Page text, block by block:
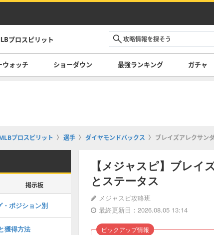
プロスピリット
ウォッチ ショーダウン 最強ランキング ガチャ
プロスピリット 選手 ダイヤモンドバックス ブレイズアレクサン
【メジャスピ】ブレイ
とステータス
メジャスピ攻略班
最終更新日：2026.08.05 13:14
ピックアップ情報
掲示板
ポジション別
獲得方法